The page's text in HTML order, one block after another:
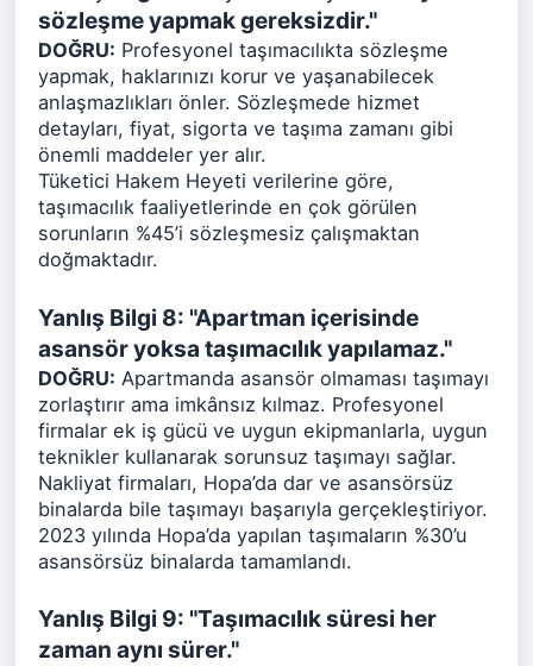
sözleşme yapmak gereksizdir."
DOĞRU: Profesyonel taşımacılıkta sözleşme
yapmak, haklarınızı korur ve yaşanabilecek
anlaşmazlıkları önler. Sözleşmede hizmet
detayları, fiyat, sigorta ve taşıma zamanı gibi
önemli maddeler yer alır.
Tüketici Hakem Heyeti verilerine göre,
taşımacılık faaliyetlerinde en çok görülen
sorunların %45’i sözleşmesiz çalışmaktan
doğmaktadır.
Yanlış Bilgi 8: "Apartman içerisinde
asansör yoksa taşımacılık yapılamaz."
DOĞRU: Apartmanda asansör olmaması taşımayı
zorlaştırır ama imkânsız kılmaz. Profesyonel
firmalar ek iş gücü ve uygun ekipmanlarla, uygun
teknikler kullanarak sorunsuz taşımayı sağlar.
Nakliyat firmaları, Hopa’da dar ve asansörsüz
binalarda bile taşımayı başarıyla gerçekleştiriyor.
2023 yılında Hopa’da yapılan taşımaların %30’u
asansörsüz binalarda tamamlandı.
Yanlış Bilgi 9: "Taşımacılık süresi her
zaman aynı sürer."